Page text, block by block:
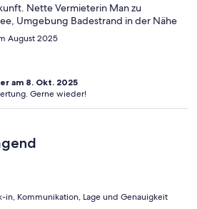
Nette Vermieterin Man zu
Umgebung Badestrand in der Nähe
August 2025
am 8. Okt. 2025
Gerne wieder!
in, Kommunikation, Lage und Genauigkeit